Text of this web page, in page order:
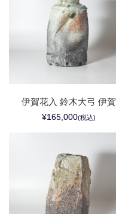
伊賀花入 鈴木大弓 伊賀
¥165,000(税込)